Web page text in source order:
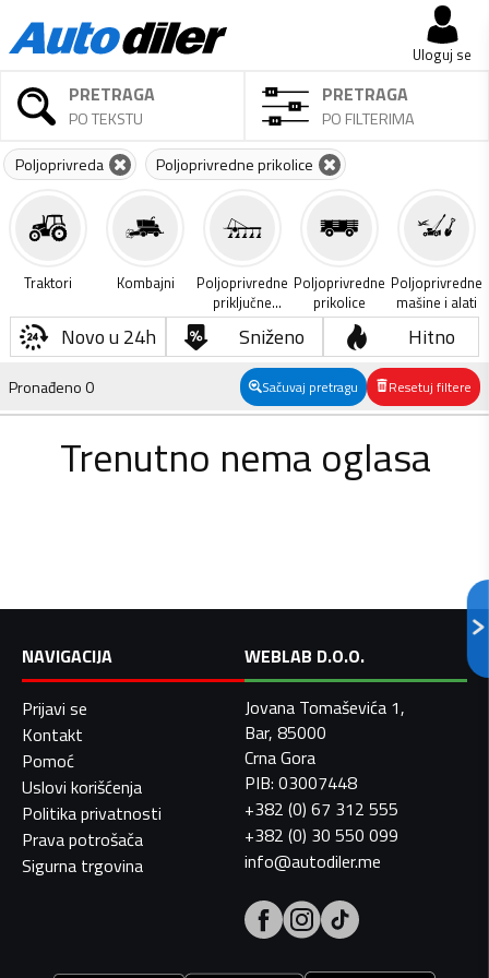
Uloguj se
PRETRAGA
PO TEKSTU
PRETRAGA
PO FILTERIMA
Poljoprivreda Poljoprivredne prikolice
Traktori Kombajni
Poljoprivredne
priključne
mašine
Poljoprivredne
prikolice
Poljoprivredne
mašine i alati
Novo u 24h Sniženo Hitno
Pronađeno0 Sačuvaj pretragu Resetuj filtere
Trenutno nema oglasa
NAVIGACIJA
Prijavi se
Kontakt
Pomoć
Uslovi korišćenja
Politika privatnosti
Prava potrošača
Sigurna trgovina
WEBLAB D.O.O.
Jovana Tomaševića 1,
Bar, 85000
Crna Gora
PIB: 03007448
+382 (0) 67 312 555
+382 (0) 30 550 099
info@autodiler.me